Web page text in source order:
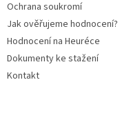
Ochrana soukromí
Jak ověřujeme hodnocení?
Hodnocení na Heuréce
Dokumenty ke stažení
Kontakt